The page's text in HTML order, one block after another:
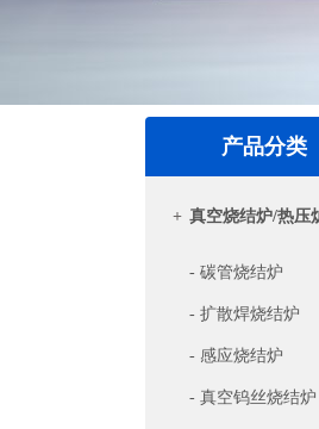
产品分类
+ 真空烧结炉/热压
- 碳管烧结炉
- 扩散焊烧结炉
- 感应烧结炉
- 真空钨丝烧结炉